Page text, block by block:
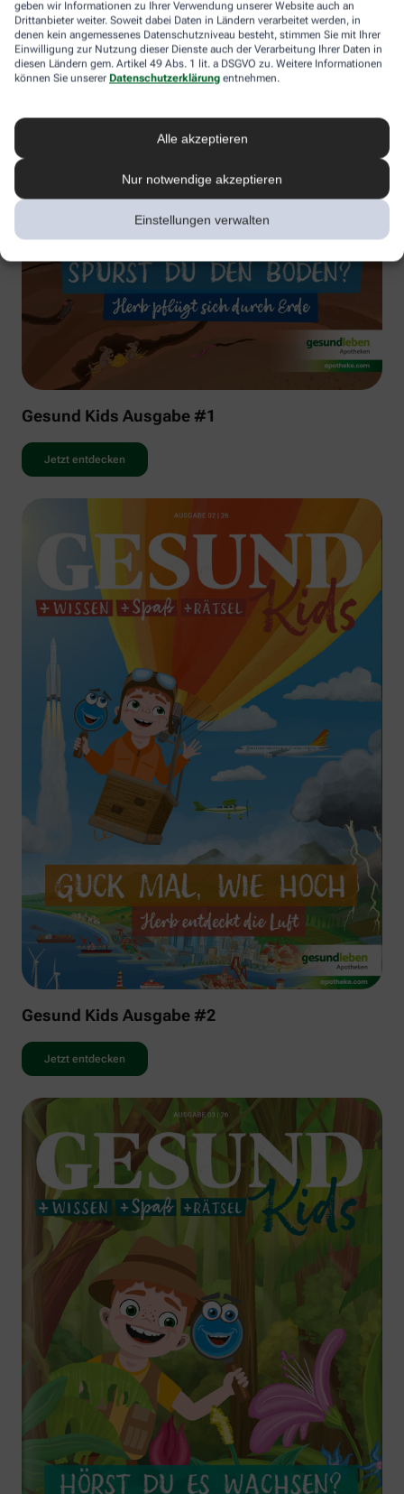
geben wir Informationen zu Ihrer Verwendung unserer Website auch an
Drittanbieter weiter. Soweit dabei Daten in Ländern verarbeitet werden, in
denen kein angemessenes Datenschutzniveau besteht, stimmen Sie mit Ihrer
Einwilligung zur Nutzung dieser Dienste auch der Verarbeitung Ihrer Daten in
diesen Ländern gem. Artikel 49 Abs. 1 lit. a DSGVO zu. Weitere Informationen
können Sie unserer Datenschutzerklärung entnehmen.
Alle akzeptieren
Nur notwendige akzeptieren
Einstellungen verwalten
Gesund Kids Ausgabe #1
Jetzt entdecken
Gesund Kids Ausgabe #2
Jetzt entdecken